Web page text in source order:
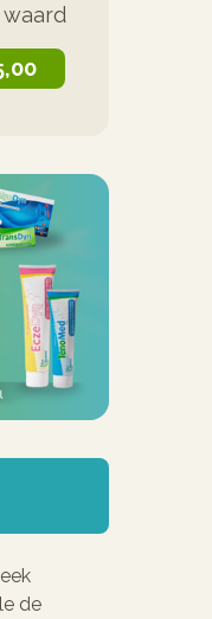
de